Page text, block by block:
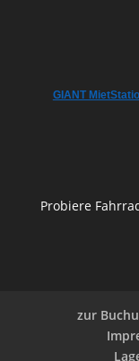
GIANT
Probiere
zur